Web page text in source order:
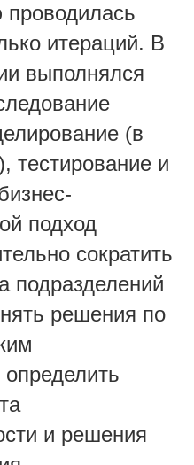
проводилась
итераций. В
выполнялся
(в
тестирование и
подход
сократить
подразделений
решения по
и решения